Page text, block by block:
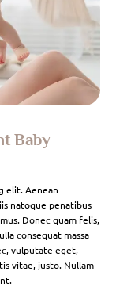
Baby
elit. Aenean
natoque penatibus
Donec quam felis,
consequat massa
vulputate eget,
vitae, justo. Nullam